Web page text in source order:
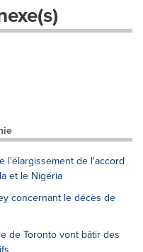
l'élargissement de l'accord
et le Nigéria
concernant le décès de
de Toronto vont bâtir des